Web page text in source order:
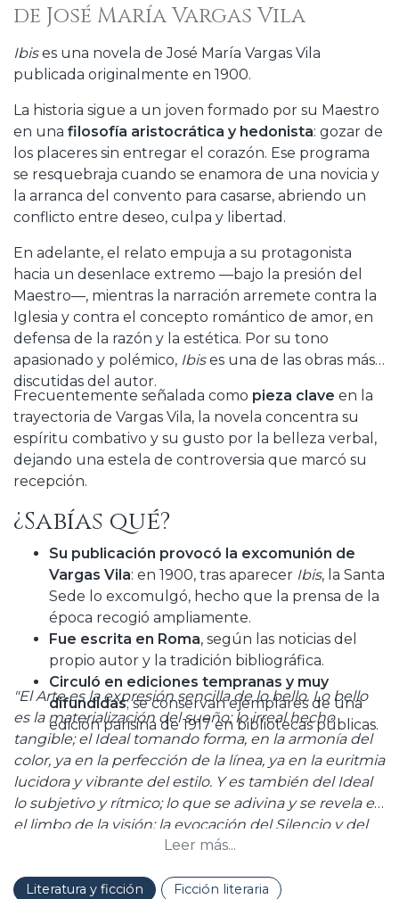
de José María Vargas Vila
Ibises una novela de José María Vargas Vila
publicada originalmente en 1900.
La historia sigue a un joven formado por su Maestro
en una filosofía aristocrática y hedonista: gozar de
los placeres sin entregar el corazón. Ese programa
se resquebraja cuando se enamora de una novicia y
la arranca del convento para casarse, abriendo un
conflicto entre deseo, culpa y libertad.
En adelante, el relato empuja a su protagonista
hacia un desenlace extremo —bajo la presión del
Maestro—, mientras la narración arremete contra la
Iglesia y contra el concepto romántico de amor, en
defensa de la razón y la estética. Por su tono
apasionado y polémico, Ibises una de las obras más
discutidas del autor.
Frecuentemente señalada como pieza clave en la
trayectoria de Vargas Vila, la novela concentra su
espíritu combativo y su gusto por la belleza verbal,
dejando una estela de controversia que marcó su
recepción.
¿Sabías qué?
Su publicación provocó la excomunión de
Vargas Vila: en 1900, tras aparecer Ibis, la Santa
Sede lo excomulgó, hecho que la prensa de la
época recogió ampliamente.
Fue escrita en Roma, según las noticias del
propio autor y la tradición bibliográfica.
Circuló en ediciones tempranas y muy
difundidas; se conservan ejemplares de una
edición parisina de 1917 en bibliotecas públicas.
"El Arte es la expresión sencilla de lo bello. Lo bello
es la materialización del sueño; lo irreal hecho
tangible; el Ideal tomando forma, en la armonía del
color, ya en la perfección de la línea, ya en la euritmia
lucidora y vibrante del estilo. Y es también del Ideal
lo subjetivo y rítmico; lo que se adivina y se revela en
el limbo de la visión; la evocación del Silencio y del
Ensueño; el soplo del Misterio: el Símbolo."
Leer más...
Literatura y ficción Ficción literaria